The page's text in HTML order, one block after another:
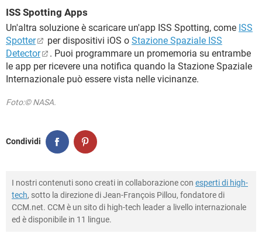
ISS Spotting Apps
Un'altra soluzione è scaricare un'app ISS Spotting, come ISS
Spotter
per dispositivi iOS o Stazione Spaziale ISS
Detector
. Puoi programmare un promemoria su entrambe
le app per ricevere una notifica quando la Stazione Spaziale
Internazionale può essere vista nelle vicinanze.
Foto:© NASA.
Condividi
I nostri contenuti sono creati in collaborazione con esperti di high-
tech, sotto la direzione di Jean-François Pillou, fondatore di
CCM.net. CCM è un sito di high-tech leader a livello internazionale
ed è disponibile in 11 lingue.